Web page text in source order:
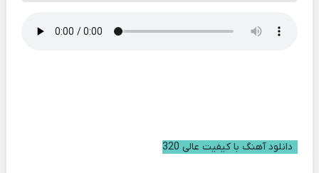
دانلود آهنگ با کیفیت عالی 320